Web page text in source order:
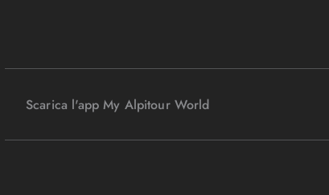
Scarica l'app My Alpitour World